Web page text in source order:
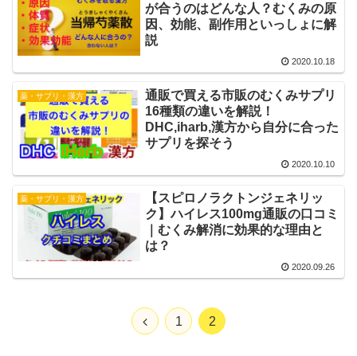
が合うのはどんな人？むくみの原
因、効能、副作用といっしょに解
説
2020.10.18
薬・サプリ・漢方
通販で買える市販のむくみサプリ
16種類の違いを解説！
DHC,iharb,漢方から自分に合った
サプリを探そう
2020.10.10
薬・サプリ・漢方
【スピロノラクトンジェネリッ
ク】ハイレス100mg通販の口コミ
｜むくみ解消に効果的な理由と
は？
2020.09.26
1 2